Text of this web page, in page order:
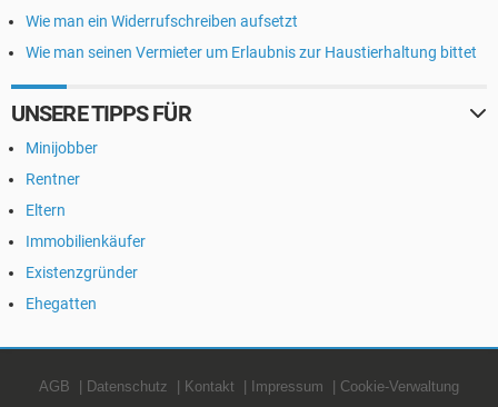
Wie man ein Widerrufschreiben aufsetzt
Wie man seinen Vermieter um Erlaubnis zur Haustierhaltung bittet
UNSERE TIPPS FÜR
Minijobber
Rentner
Eltern
Immobilienkäufer
Existenzgründer
Ehegatten
AGB Datenschutz Kontakt Impressum Cookie-Verwaltung